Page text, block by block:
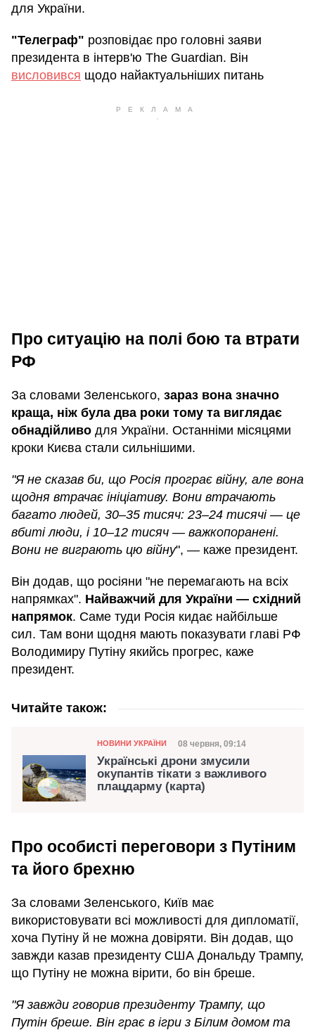
для України.
"Телеграф" розповідає про головні заяви
президента в інтерв'ю The Guardian. Він
висловився щодо найактуальніших питань
Про ситуацію на полі бою та втрати
РФ
За словами Зеленського, зараз вона значно
краща, ніж була два роки тому та виглядає
обнадійливо для України. Останніми місяцями
кроки Києва стали сильнішими.
"Я не сказав би, що Росія програє війну, але вона
щодня втрачає ініціативу. Вони втрачають
багато людей, 30–35 тисяч: 23–24 тисячі — це
вбиті люди, і 10–12 тисяч — важкопоранені.
Вони не виграють цю війну", — каже президент.
Він додав, що росіяни "не перемагають на всіх
напрямках". Найважчий для України — східний
напрямок. Саме туди Росія кидає найбільше
сил. Там вони щодня мають показувати главі РФ
Володимиру Путіну якийсь прогрес, каже
президент.
Читайте також:
Категорія
НОВИНИ УКРАЇНИ Дата публікації
08 червня, 09:14
Українські дрони змусили
окупантів тікати з важливого
плацдарму (карта)
Про особисті переговори з Путіним
та його брехню
За словами Зеленського, Київ має
використовувати всі можливості для дипломатії,
хоча Путіну й не можна довіряти. Він додав, що
завжди казав президенту США Дональду Трампу,
що Путіну не можна вірити, бо він бреше.
"Я завжди говорив президенту Трампу, що
Путін бреше. Він грає в ігри з Білим домом та